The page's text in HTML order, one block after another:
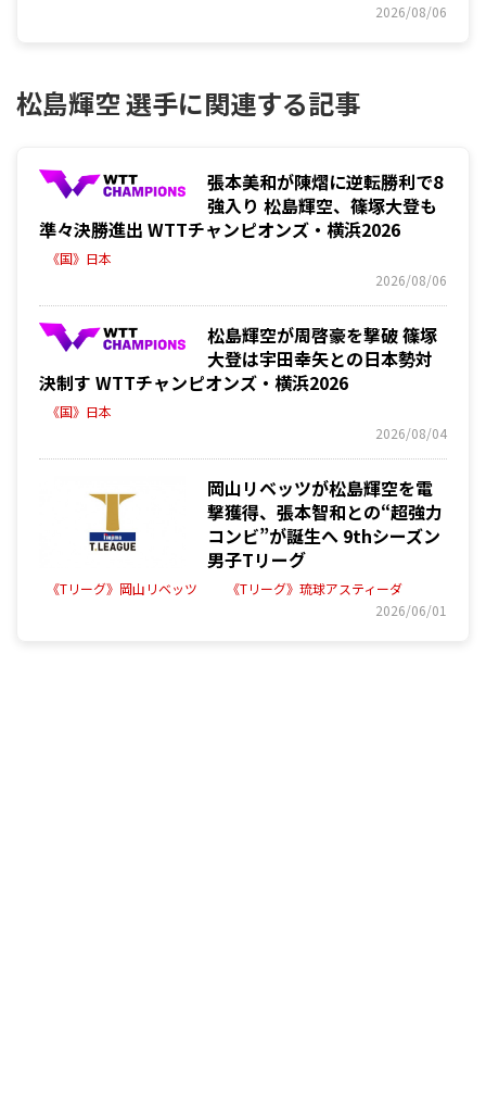
2026/08/06
松島輝空 選手に関連する記事
張本美和が陳熠に逆転勝利で8
強入り 松島輝空、篠塚大登も
準々決勝進出 WTTチャンピオンズ・横浜2026
《国》日本
2026/08/06
松島輝空が周啓豪を撃破 篠塚
大登は宇田幸矢との日本勢対
決制す WTTチャンピオンズ・横浜2026
《国》日本
2026/08/04
岡山リベッツが松島輝空を電
撃獲得、張本智和との“超強力
コンビ”が誕生へ 9thシーズン
男子Tリーグ
《Tリーグ》岡山リベッツ
《Tリーグ》琉球アスティーダ
2026/06/01